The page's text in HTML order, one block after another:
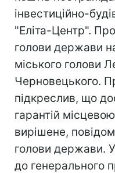
інвестиційно-
"Еліта-Центр".
голови держави
міського голови
Черновецького.
підкреслив, що
гарантій
вирішене,
голови держави.
до генерального